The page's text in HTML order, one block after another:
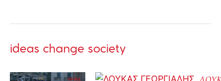
ideas change society